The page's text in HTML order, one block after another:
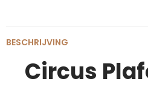
BESCHRIJVING
Circus